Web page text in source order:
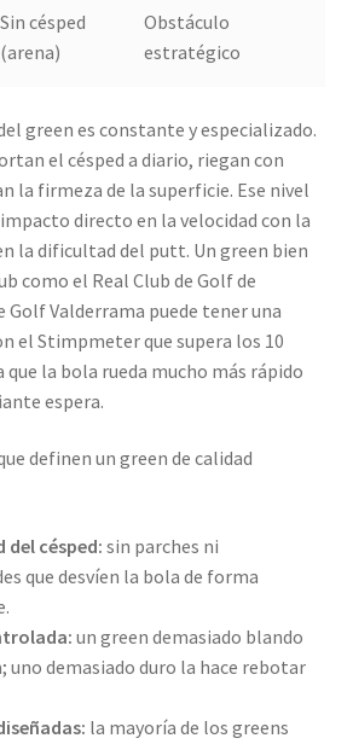
Sin césped
(arena)
Obstáculo
estratégico
green es constante y especializado.
el césped a diario, riegan con
la firmeza de la superficie. Ese nivel
directo en la velocidad con la
la dificultad del putt. Un green bien
como el Real Club de Golf de
Golf Valderrama puede tener una
el Stimpmeter que supera los 10
que la bola rueda mucho más rápido
espera.
definen un green de calidad
césped:sin parches ni
que desvíen la bola de forma
un green demasiado blando
uno demasiado duro la hace rebotar
la mayoría de los greens